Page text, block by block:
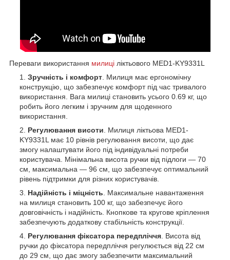
Переваги використання милиці ліктьового MED1-KY9331L
Зручність і комфорт . Милиця має ергономічну
конструкцію, що забезпечує комфорт під час тривалого
використання. Вага милиці становить усього 0.69 кг, що
робить його легким і зручним для щоденного
використання.
Регулювання висоти . Милиця ліктьова MED1-
KY9331L має 10 рівнів регулювання висоти, що дає
змогу налаштувати його під індивідуальні потреби
користувача. Мінімальна висота ручки від підлоги — 70
см, максимальна — 96 см, що забезпечує оптимальний
рівень підтримки для різних користувачів.
Надійність і міцність . Максимальне навантаження
на милиця становить 100 кг, що забезпечує його
довговічність і надійність. Кнопкове та кругове кріплення
забезпечують додаткову стабільність конструкції.
Регулювання фіксатора передпліччя . Висота від
ручки до фіксатора передпліччя регулюється від 22 см
до 29 см, що дає змогу забезпечити максимальний